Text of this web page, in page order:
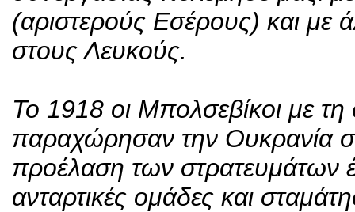
(αριστερούς Εσέρους) και με
στους Λευκούς.
Το 1918 οι Μπολσεβίκοι με
παραχώρησαν την Ουκρανία
προέλαση των στρατευμάτων
ανταρτικές ομάδες και